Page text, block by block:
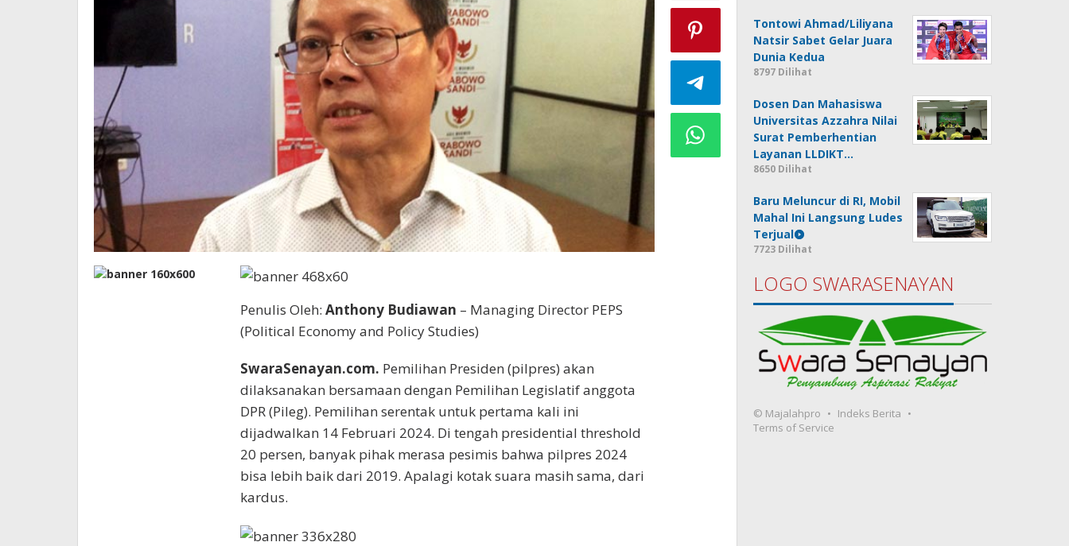
Penulis Oleh: Anthony Budiawan – Managing Director PEPS
(Political Economy and Policy Studies)
SwaraSenayan.com. Pemilihan Presiden (pilpres) akan
dilaksanakan bersamaan dengan Pemilihan Legislatif anggota
DPR (Pileg). Pemilihan serentak untuk pertama kali ini
dijadwalkan 14 Februari 2024. Di tengah presidential threshold
20 persen, banyak pihak merasa pesimis bahwa pilpres 2024
bisa lebih baik dari 2019. Apalagi kotak suara masih sama, dari
kardus.
Tontowi Ahmad/Liliyana
Natsir Sabet Gelar Juara
Dunia Kedua
8797 Dilihat
Dosen Dan Mahasiswa
Universitas Azzahra Nilai
Surat Pemberhentian
Layanan LLDIKT…
8650 Dilihat
Baru Meluncur di RI, Mobil
Mahal Ini Langsung Ludes
Terjual
7723 Dilihat
LOGO SWARASENAYAN
© Majalahpro
Indeks Berita
Terms of Service